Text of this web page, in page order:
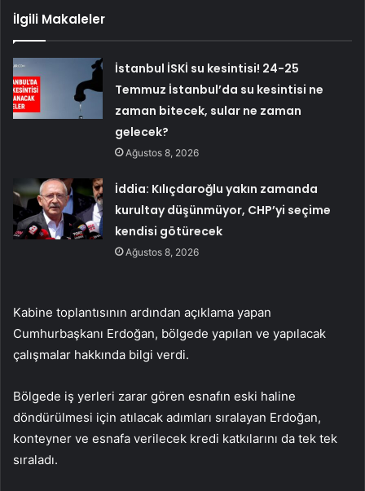
İlgili Makaleler
İstanbul İSKİ su kesintisi! 24-25
Temmuz İstanbul’da su kesintisi ne
zaman bitecek, sular ne zaman
gelecek?
Ağustos 8, 2026
İddia: Kılıçdaroğlu yakın zamanda
kurultay düşünmüyor, CHP’yi seçime
kendisi götürecek
Ağustos 8, 2026
Kabine toplantısının ardından açıklama yapan
Cumhurbaşkanı Erdoğan, bölgede yapılan ve yapılacak
çalışmalar hakkında bilgi verdi.
Bölgede iş yerleri zarar gören esnafın eski haline
döndürülmesi için atılacak adımları sıralayan Erdoğan,
konteyner ve esnafa verilecek kredi katkılarını da tek tek
sıraladı.